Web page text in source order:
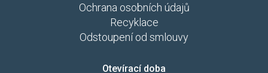
Ochrana osobních údajů
Recyklace
Odstoupení od smlouvy
Otevírací doba